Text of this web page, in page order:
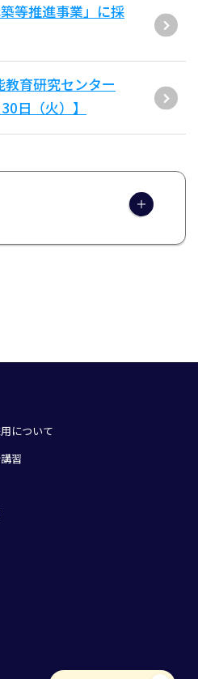
等推進事業」に採
育研究センター
日（火）】
について
習